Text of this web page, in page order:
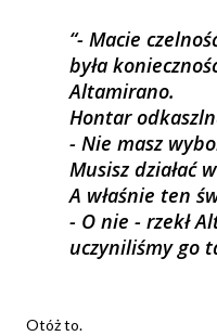
- Macie
była
Altamirano.
Hontar
- Nie masz
Musisz działać
A właśnie ten
- O nie - rzekł
uczyniliśmy go
Otóż to.